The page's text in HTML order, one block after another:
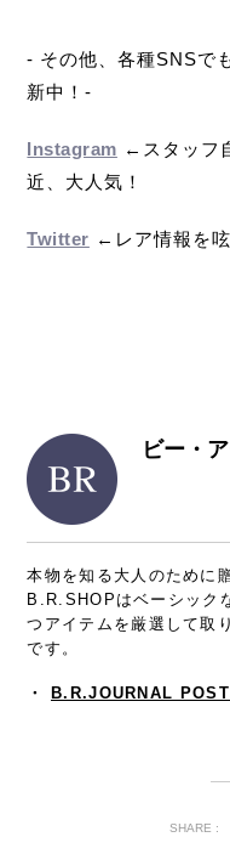
- その他、各種SNSで
新中！-
Instagram ←スタッフ
近、大人気！
Twitter ←レア情報を
ビー・
本物を知る大人のために
B.R.SHOPはベーシック
つアイテムを厳選して取
です。
・ B.R.JOURNAL
SHARE :